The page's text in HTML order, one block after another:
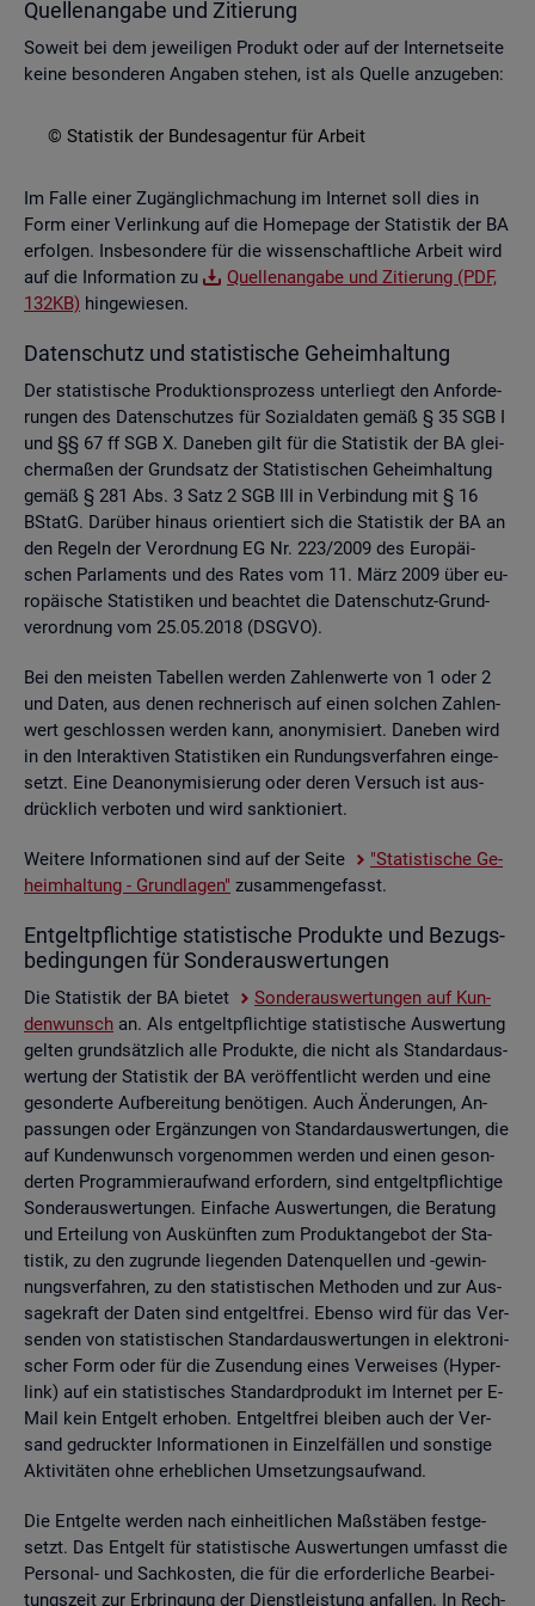
Quel­len­an­ga­be und Zi­tie­rung
So­weit bei dem je­wei­li­gen Pro­dukt oder auf der In­ter­net­sei­te
keine be­son­de­ren An­ga­ben ste­hen, ist als Quel­le an­zu­ge­ben:
© Sta­tis­tik der Bun­des­agen­tur für Ar­beit
Im Falle einer Zu­gäng­lich­ma­chung im In­ter­net soll dies in
Form einer Ver­lin­kung auf die Home­page der Sta­tis­tik der BA
er­fol­gen. Ins­be­son­de­re für die wis­sen­schaft­li­che Ar­beit wird
auf die In­for­ma­ti­on zu
Quel­len­an­ga­be und Zi­tie­rung (PDF,
132KB) hin­ge­wie­sen.
Da­ten­schutz und sta­tis­ti­sche Ge­heim­hal­tung
Der sta­tis­ti­sche Pro­duk­ti­ons­pro­zess un­ter­liegt den An­for­de­
run­gen des Da­ten­schut­zes für So­zi­al­da­ten gemäß § 35 SGB I
und §§ 67 ff SGB X. Da­ne­ben gilt für die Sta­tis­tik der BA glei­
cher­ma­ßen der Grund­satz der Sta­tis­ti­schen Ge­heim­hal­tung
gemäß § 281 Abs. 3 Satz 2 SGB III in Ver­bin­dung mit § 16
BStatG. Dar­über hin­aus ori­en­tiert sich die Sta­tis­tik der BA an
den Re­geln der Ver­ord­nung EG Nr. 223/2009 des Eu­ro­päi­
schen Par­la­ments und des Rates vom 11. März 2009 über eu­
ro­päi­sche Sta­tis­ti­ken und be­ach­tet die Da­ten­schutz-Grund­
ver­ord­nung vom 25.05.2018 (DSGVO).
Bei den meis­ten Ta­bel­len wer­den Zah­len­wer­te von 1 oder 2
und Daten, aus denen rech­ne­risch auf einen sol­chen Zah­len­
wert ge­schlos­sen wer­den kann, an­ony­mi­siert. Da­ne­ben wird
in den In­ter­ak­ti­ven Sta­tis­ti­ken ein Run­dungs­ver­fah­ren ein­ge­
setzt. Eine De­an­ony­mi­sie­rung oder deren Ver­such ist aus­
drück­lich ver­bo­ten und wird sank­tio­niert.
Wei­te­re In­for­ma­tio­nen sind auf der Seite
"Sta­tis­ti­sche Ge­
heim­hal­tung - Grund­la­gen" zu­sam­men­ge­fasst.
Ent­gelt­pflich­ti­ge sta­tis­ti­sche Pro­duk­te und Be­zugs­
be­din­gun­gen für Son­der­aus­wer­tun­gen
Die Sta­tis­tik der BA bie­tet
Son­der­aus­wer­tun­gen auf Kun­
den­wunsch an. Als ent­gelt­pflich­ti­ge sta­tis­ti­sche Aus­wer­tung
gel­ten grund­sätz­lich alle Pro­duk­te, die nicht als Stan­dard­aus­
wer­tung der Sta­tis­tik der BA ver­öf­fent­licht wer­den und eine
ge­son­der­te Auf­be­rei­tung be­nö­ti­gen. Auch Än­de­run­gen, An­
pas­sun­gen oder Er­gän­zun­gen von Stan­dard­aus­wer­tun­gen, die
auf Kun­den­wunsch vor­ge­nom­men wer­den und einen ge­son­
der­ten Pro­gram­mier­auf­wand er­for­dern, sind ent­gelt­pflich­ti­ge
Son­der­aus­wer­tun­gen. Ein­fa­che Aus­wer­tun­gen, die Be­ra­tung
und Er­tei­lung von Aus­künf­ten zum Pro­dukt­an­ge­bot der Sta­
tis­tik, zu den zu­grun­de lie­gen­den Da­ten­quel­len und -ge­win­
nungs­ver­fah­ren, zu den sta­tis­ti­schen Me­tho­den und zur Aus­
sa­ge­kraft der Daten sind ent­gelt­frei. Eben­so wird für das Ver­
sen­den von sta­tis­ti­schen Stan­dard­aus­wer­tun­gen in elek­tro­ni­
scher Form oder für die Zu­sen­dung eines Ver­wei­ses (Hy­per­
link) auf ein sta­tis­ti­sches Stan­dard­pro­dukt im In­ter­net per E-
Mail kein Ent­gelt er­ho­ben. Ent­gelt­frei blei­ben auch der Ver­
sand ge­druck­ter In­for­ma­tio­nen in Ein­zel­fäl­len und sons­ti­ge
Ak­ti­vi­tä­ten ohne er­heb­li­chen Um­set­zungs­auf­wand.
Die Ent­gel­te wer­den nach ein­heit­li­chen Maß­stä­ben fest­ge­
setzt. Das Ent­gelt für sta­tis­ti­sche Aus­wer­tun­gen um­fasst die
Per­so­nal- und Sach­kos­ten, die für die er­for­der­li­che Be­ar­bei­
tungs­zeit zur Er­brin­gung der Dienst­leis­tung an­fal­len. In Rech­